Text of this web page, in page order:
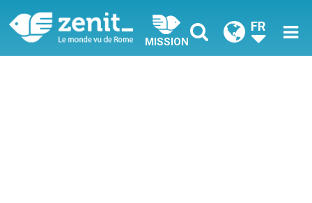
MISSION
FR